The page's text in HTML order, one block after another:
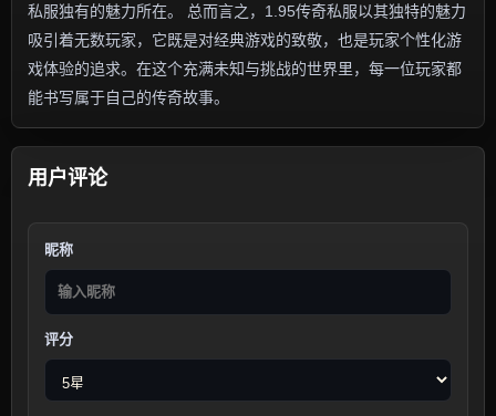
私服独有的魅力所在。 总而言之，1.95传奇私服以其独特的魅力
吸引着无数玩家，它既是对经典游戏的致敬，也是玩家个性化游
戏体验的追求。在这个充满未知与挑战的世界里，每一位玩家都
能书写属于自己的传奇故事。
用户评论
昵称
评分